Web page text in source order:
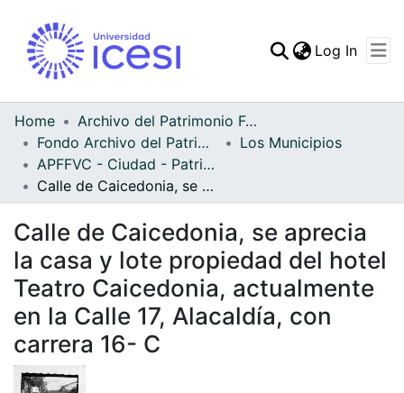
Statistics
Log In
Home
Archivo del Patrimonio Fotográfico y Fílmico del Valle del Cauca
Fondo Archivo del Patrimonio Fotográfico y Fílmico del Valle del Cauca
Los Municipios
APFFVC - Ciudad - Patrimonial
Calle de Caicedonia, se aprecia la casa y lote propiedad del hotel Teatro Caicedonia, actualmente en la Calle 17, Alacaldía, con carrera 16- C
Calle de Caicedonia, se aprecia
la casa y lote propiedad del hotel
Teatro Caicedonia, actualmente
en la Calle 17, Alacaldía, con
carrera 16- C